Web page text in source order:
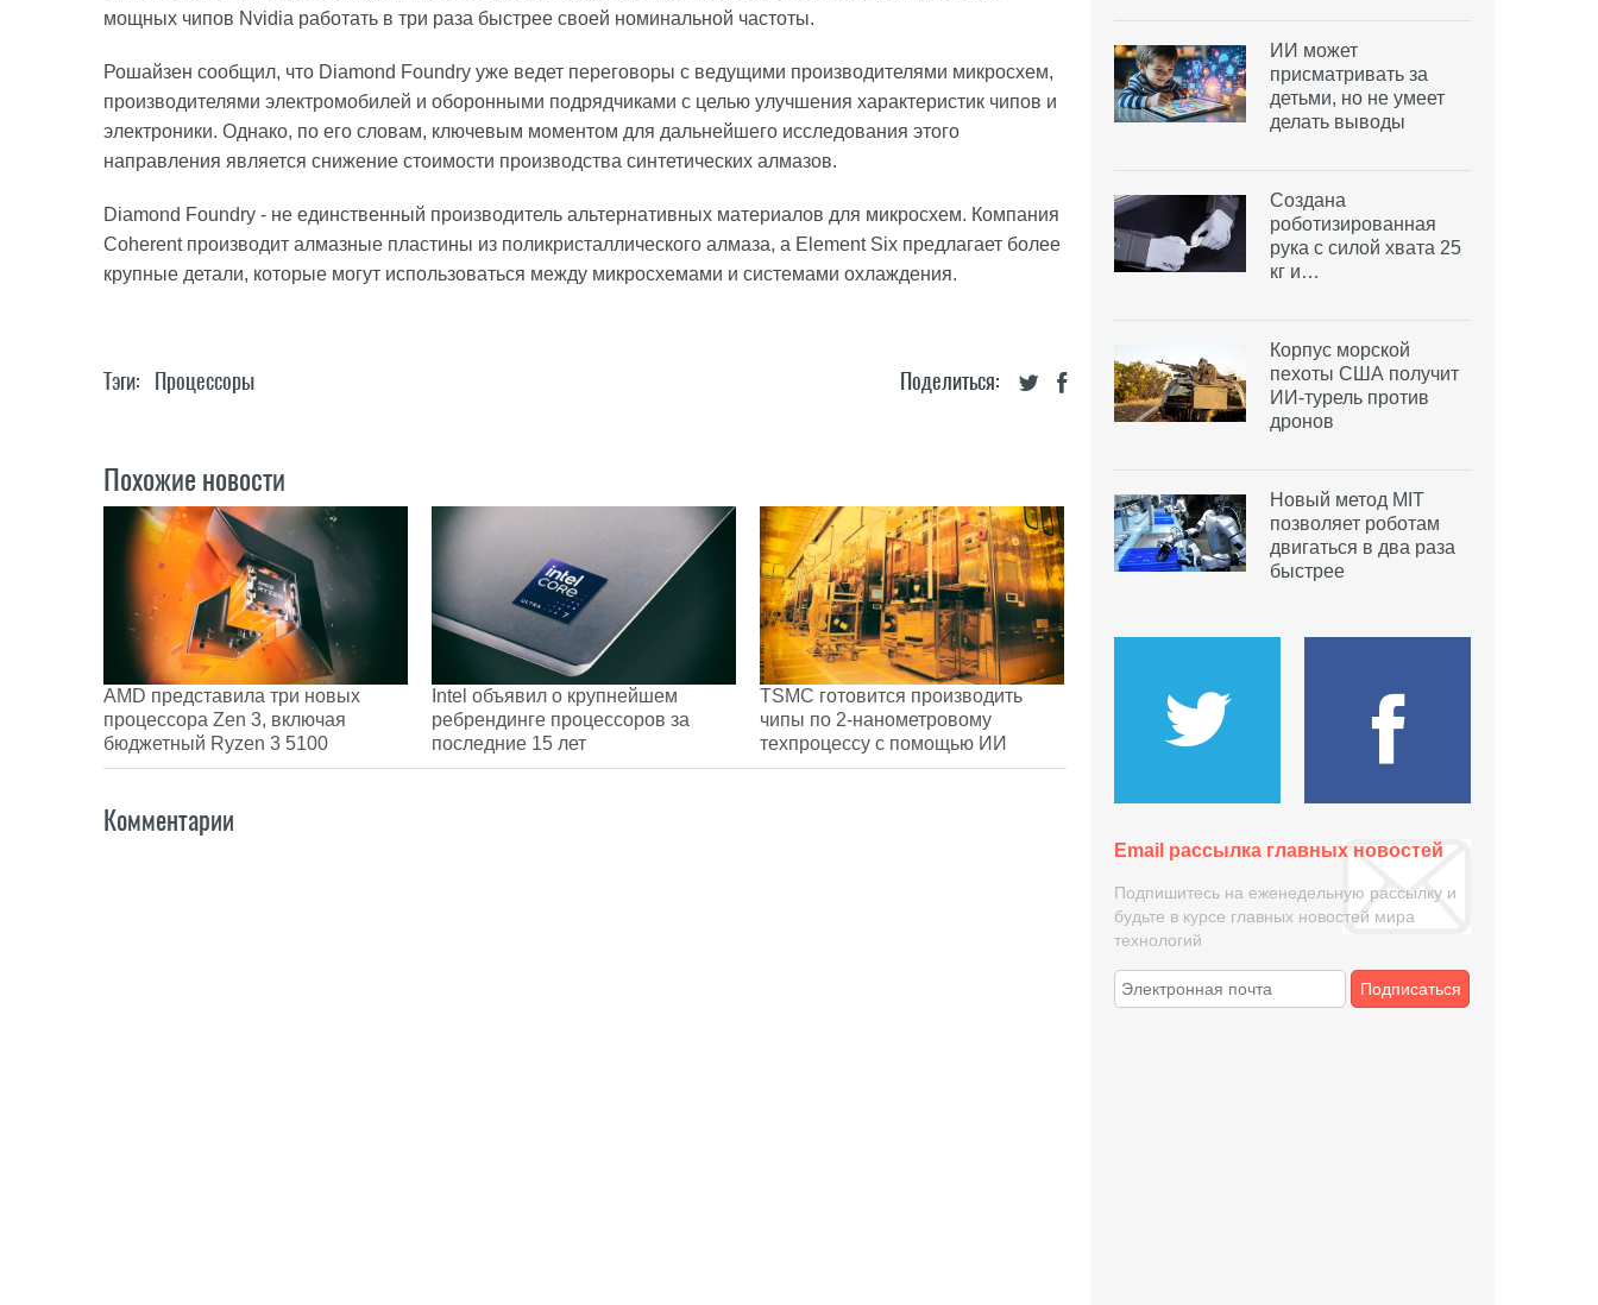
мощных чипов Nvidia работать в три раза быстрее своей номинальной частоты.
Рошайзен сообщил, что Diamond Foundry уже ведет переговоры с ведущими производителями микросхем,
производителями электромобилей и оборонными подрядчиками с целью улучшения характеристик чипов и
электроники. Однако, по его словам, ключевым моментом для дальнейшего исследования этого
направления является снижение стоимости производства синтетических алмазов.
Diamond Foundry - не единственный производитель альтернативных материалов для микросхем. Компания
Coherent производит алмазные пластины из поликристаллического алмаза, а Element Six предлагает более
крупные детали, которые могут использоваться между микросхемами и системами охлаждения.
Поделиться:
Тэги: Процессоры
Похожие новости
AMD представила три новых
процессора Zen 3, включая
бюджетный Ryzen 3 5100
Intel объявил о крупнейшем
ребрендинге процессоров за
последние 15 лет
TSMC готовится производить
чипы по 2-нанометровому
техпроцессу с помощью ИИ
Комментарии
ИИ может
присматривать за
детьми, но не умеет
делать выводы
Создана
роботизированная
рука с силой хвата 25
кг и…
Корпус морской
пехоты США получит
ИИ-турель против
дронов
Новый метод MIT
позволяет роботам
двигаться в два раза
быстрее
Email рассылка главных новостей
Подпишитесь на еженедельную рассылку и
будьте в курсе главных новостей мира
технологий
Подписаться